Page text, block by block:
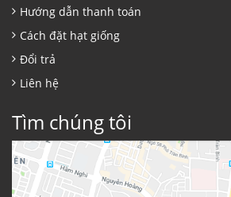
Hướng dẫn thanh toán
Cách đặt hạt giống
Đổi trả
Liên hệ
Tìm chúng tôi